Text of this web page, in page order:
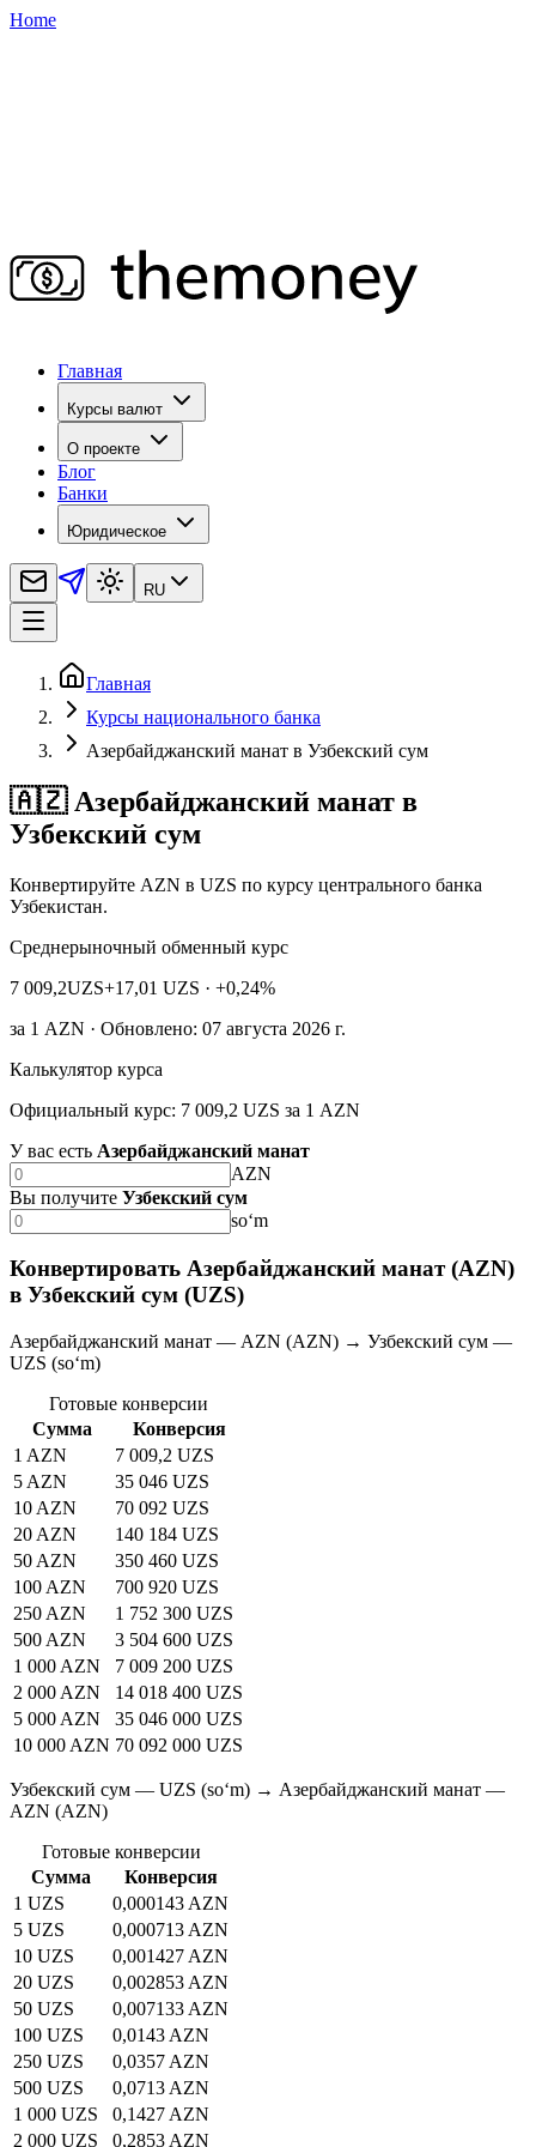
Home
Главная
Курсы валют
О проекте
Блог
Банки
Юридическое
RU
Главная
Курсы национального банка
Азербайджанский манат в Узбекский сум
🇦🇿 Азербайджанский манат в
Узбекский сум
Конвертируйте AZN в UZS по курсу центрального банка
Узбекистан.
Среднерыночный обменный курс
7 009,2UZS+17,01 UZS · +0,24%
за 1 AZN · Обновлено: 07 августа 2026 г.
Калькулятор курса
Официальный курс: 7 009,2 UZS за 1 AZN
У вас есть Азербайджанский манат
AZN
Вы получите Узбекский сум
soʻm
Конвертировать Азербайджанский манат (AZN)
в Узбекский сум (UZS)
Азербайджанский манат — AZN (AZN) → Узбекский сум —
UZS (soʻm)
Готовые конверсии
Сумма
Конверсия
1 AZN
7 009,2 UZS
5 AZN
35 046 UZS
10 AZN
70 092 UZS
20 AZN
140 184 UZS
50 AZN
350 460 UZS
100 AZN
700 920 UZS
250 AZN
1 752 300 UZS
500 AZN
3 504 600 UZS
1 000 AZN
7 009 200 UZS
2 000 AZN
14 018 400 UZS
5 000 AZN
35 046 000 UZS
10 000 AZN 70 092 000 UZS
Узбекский сум — UZS (soʻm) → Азербайджанский манат —
AZN (AZN)
Готовые конверсии
Сумма
Конверсия
1 UZS
0,000143 AZN
5 UZS
0,000713 AZN
10 UZS
0,001427 AZN
20 UZS
0,002853 AZN
50 UZS
0,007133 AZN
100 UZS
0,0143 AZN
250 UZS
0,0357 AZN
500 UZS
0,0713 AZN
1 000 UZS
0,1427 AZN
2 000 UZS
0,2853 AZN